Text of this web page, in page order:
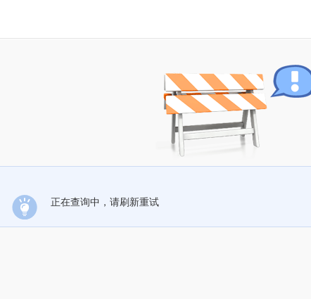
正在查询中，请刷新重试